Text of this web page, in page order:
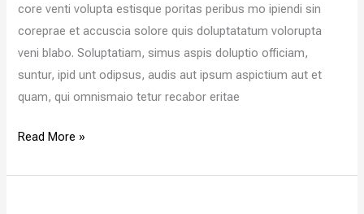
core venti volupta estisque poritas peribus mo ipiendi sin
coreprae et accuscia solore quis doluptatatum volorupta
veni blabo. Soluptatiam, simus aspis doluptio officiam,
suntur, ipid unt odipsus, audis aut ipsum aspictium aut et
quam, qui omnismaio tetur recabor eritae
Read More »